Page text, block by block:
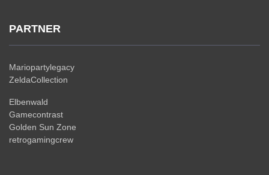
PARTNER
Mariopartylegacy
ZeldaCollection
Elbenwald
Gamecontrast
Golden Sun Zone
retrogamingcrew